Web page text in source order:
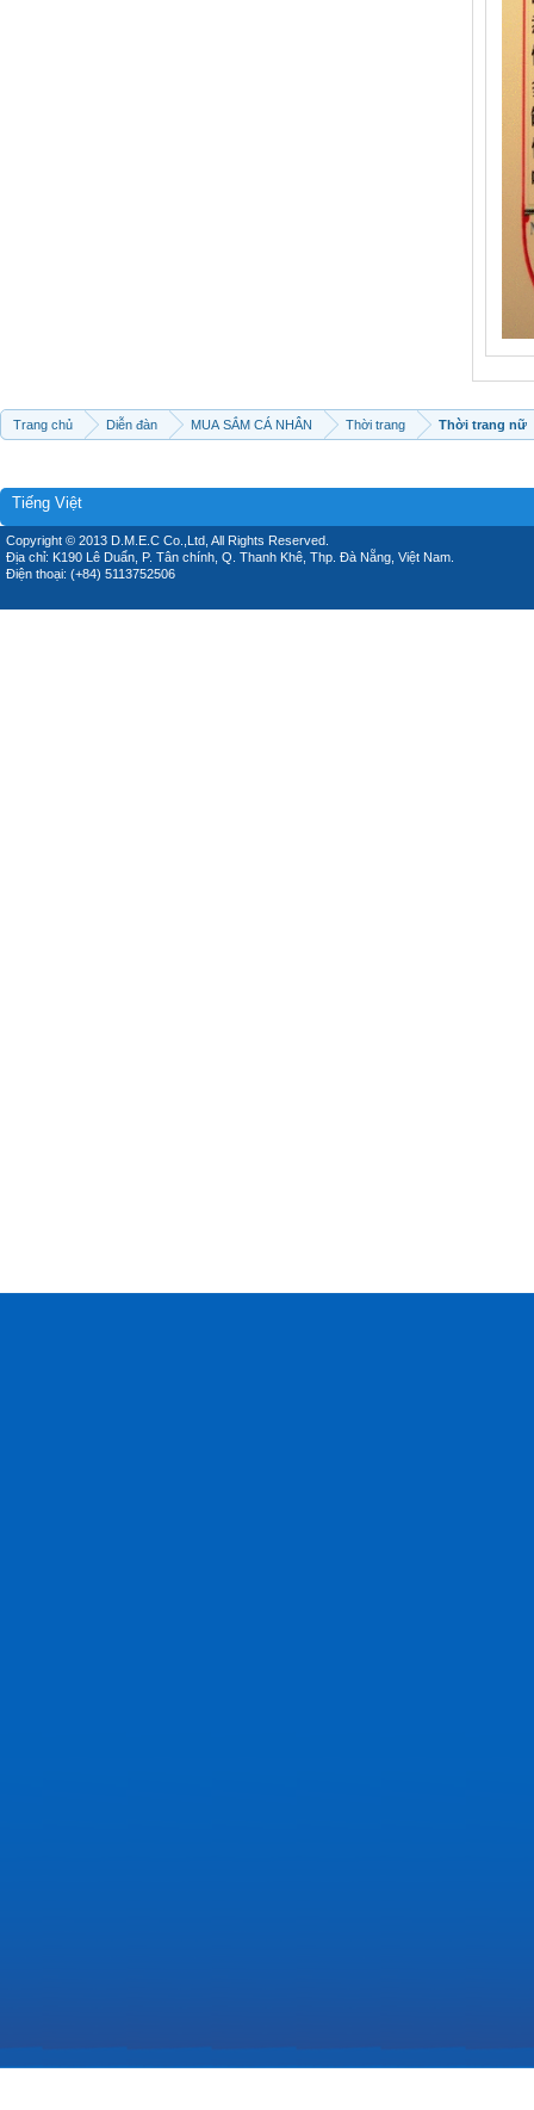
Trang chủ Diễn đàn MUA SẮM CÁ NHÂN Thời trang Thời trang nữ
Tiếng Việt
Copyright © 2013 D.M.E.C Co.,Ltd, All Rights Reserved.
Địa chỉ: K190 Lê Duẩn, P. Tân chính, Q. Thanh Khê, Thp. Đà Nẵng, Việt Nam.
Điện thoại: (+84) 5113752506